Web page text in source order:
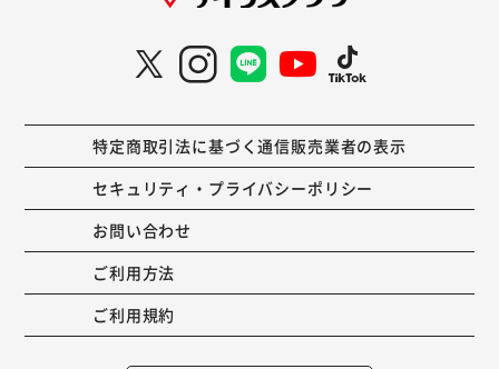
特定商取引法に基づく通信販売業者の表示
セキュリティ・プライバシーポリシー
お問い合わせ
ご利用方法
ご利用規約